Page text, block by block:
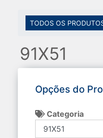
TODOS OS
91X51
Opções do
Categoria